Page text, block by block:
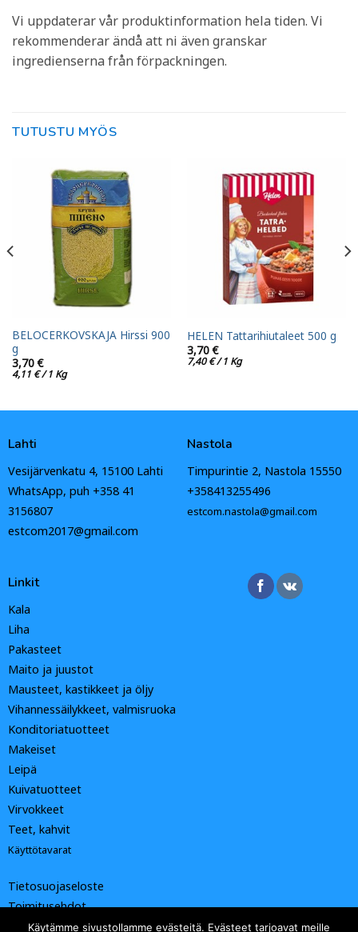
Vi uppdaterar vår produktinformation hela tiden. Vi
rekommenderar ändå att ni även granskar
ingredienserna från förpackningen.
TUTUSTU MYÖS
BELOCERKOVSKAJA Hirssi 900
g
3,70€
4,11 €/ 1 Kg
HELEN Tattarihiutaleet 500 g
3,70€
7,40€/ 1 Kg
Lahti
Vesijärvenkatu 4, 15100 Lahti
WhatsApp, puh +358 41
3156807
estcom2017@gmail.com
Nastola
Timpurintie 2, Nastola 15550
+358413255496
estcom.nastola@gmail.com
Linkit
Kala
Liha
Pakasteet
Maito ja juustot
Mausteet, kastikkeet ja öljy
Vihannessäilykkeet, valmisruoka
Konditoriatuotteet
Makeiset
Leipä
Kuivatuotteet
Virvokkeet
Teet, kahvit
Käyttötavarat
Tietosuojaseloste
Toimitusehdot
Käytämme sivustollamme evästeitä. Evästeet tarjoavat meille